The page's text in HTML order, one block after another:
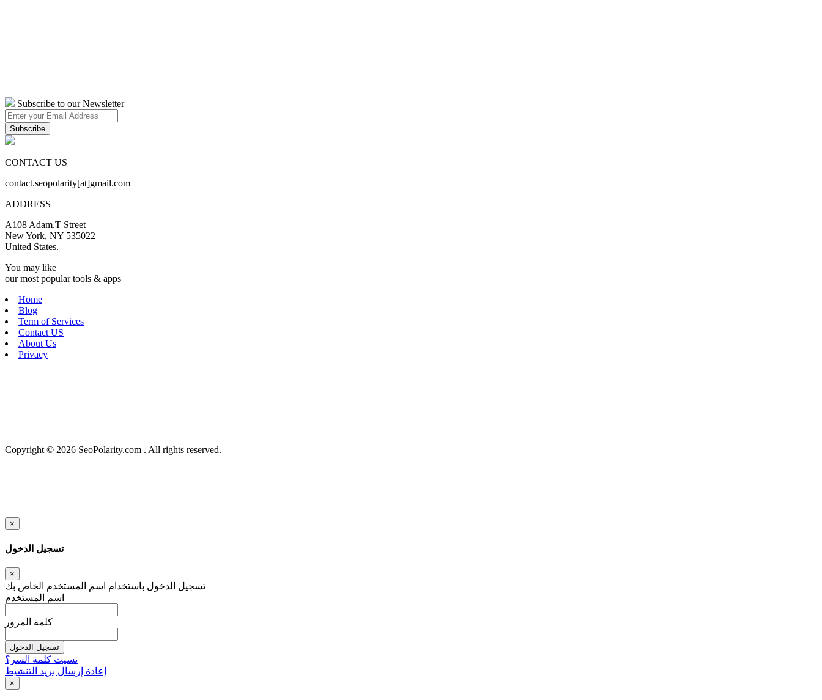
Subscribe to our Newsletter
Subscribe
CONTACT US
contact.seopolarity[at]gmail.com
ADDRESS
A108 Adam.T Street
New York, NY 535022
United States.
You may like
our most popular tools & apps
Home
Blog
Term of Services
Contact US
About Us
Privacy
Copyright © 2026 SeoPolarity.com . All rights reserved.
×
تسجيل الدخول
×
تسجيل الدخول باستخدام اسم المستخدم الخاص بك
اسم المستخدم
كلمة المرور
تسجيل الدخول
نسيت كلمة السر؟
إعادة إرسال بريد التنشيط
×